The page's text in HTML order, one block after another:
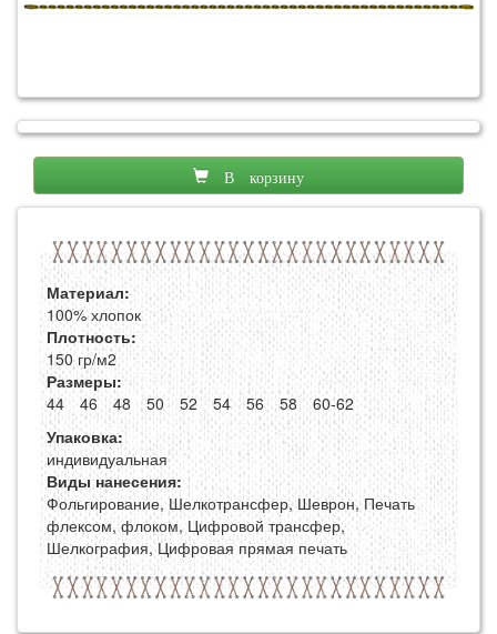
В корзину
Материал:
100% хлопок
Плотность:
150 гр/м2
Размеры:
44
46 48 50 52 54 56 58
60-62
Упаковка:
индивидуальная
Виды нанесения:
Фольгирование, Шелкотрансфер, Шеврон, Печать
флексом, флоком, Цифровой трансфер,
Шелкография, Цифровая прямая печать